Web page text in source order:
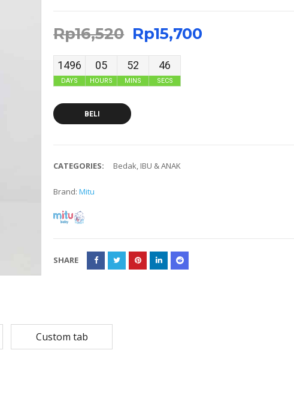
Rp16,520 Rp15,700
1496
DAYS
05
HOURS
52
MINS
46
SECS
BELI
CATEGORIES: Bedak, IBU & ANAK
Brand:Mitu
SHARE
Custom tab
Rp
93,850